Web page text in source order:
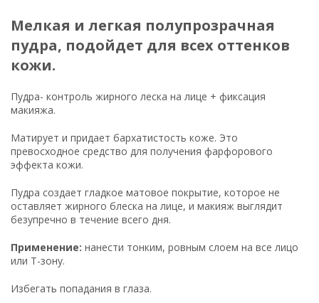
Мелкая и легкая полупрозрачная
пудра, подойдет для всех оттенков
кожи.
Пудра- контроль жирного леска на лице + фиксация
макияжа.
Матирует и придает бархатистость коже. Это
превосходное средство для получения фарфорового
эффекта кожи.
Пудра создает гладкое матовое покрытие, которое не
оставляет жирного блеска на лице, и макияж выглядит
безупречно в течение всего дня.
Применение: нанести тонким, ровным слоем на все лицо
или Т-зону.
Избегать попадания в глаза.